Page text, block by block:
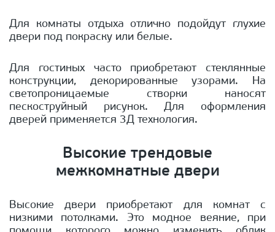
Для комнаты отдыха отлично подойдут глухие
двери под покраску или белые.
Для гостиных часто приобретают стеклянные
конструкции, декорированные узорами. На
светопроницаемые створки наносят
пескоструйный рисунок. Для оформления
дверей применяется 3Д технология.
Высокие трендовые
межкомнатные двери
Высокие двери приобретают для комнат с
низкими потолками. Это модное веяние, при